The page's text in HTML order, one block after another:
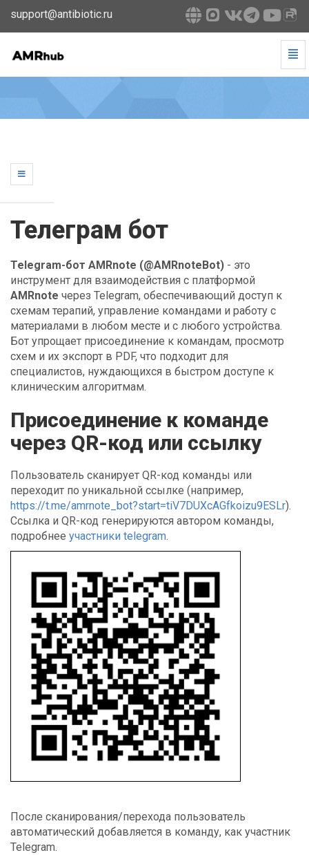
support@antibiotic.ru
Телеграм
go
Телеграм бот
Telegram-бот AMRnote (@AMRnoteBot) - это
инструмент для взаимодействия с платформой
AMRnote через Telegram, обеспечивающий доступ к
схемам терапий, управление командами и работу с
материалами в любом месте и с любого устройства.
Бот упрощает присоединение к командам, просмотр
схем и их экспорт в PDF, что подходит для
специалистов, нуждающихся в быстром доступе к
клиническим алгоритмам.
Присоединение к команде
через QR-код или ссылку
Пользователь сканирует QR-код команды или
переходит по уникальной ссылке (например,
https://t.me/amrnote_bot?start=tiV7DUXcAGfkoizu9ESLr).
Ссылка и QR-код генерируются автором команды,
подробнее участники telegram.
После сканирования/перехода пользователь
автоматический добавляется в команду, как участник
Telegram.